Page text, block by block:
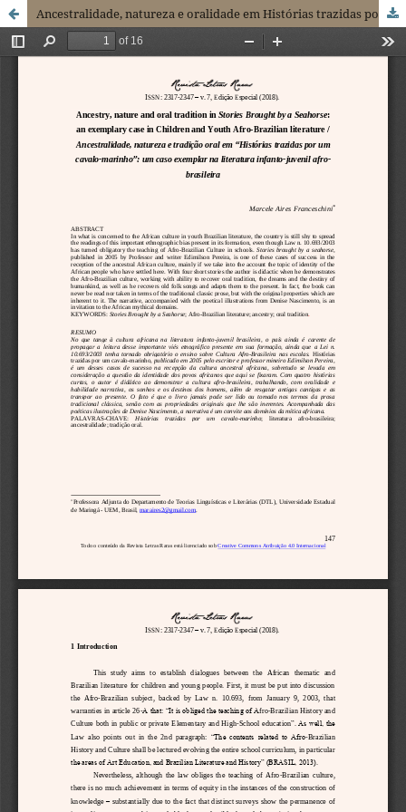
Ancestralidade, natureza e oralidade em Histórias trazidas por um cavalo-marinho: um caso exemplar na literatura infantojuvenil afro-brasileira